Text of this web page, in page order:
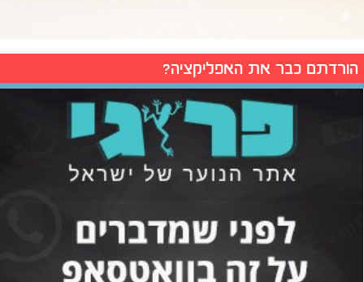
הורדתם כבר את האפליקציה?